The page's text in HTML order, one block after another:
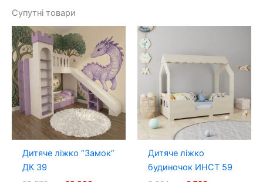
Супутні товари
Дитяче ліжко “Замок”
ДК 39
Дитяче ліжко
будиночок ИНСТ 59